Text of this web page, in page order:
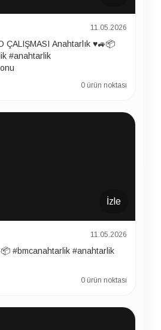
11.05.2026
ÇALIŞMASI Anahtarlık ♥️🚙📦
#anahtarlik
0 ürün noktası
İzle
11.05.2026
0 ürün noktası